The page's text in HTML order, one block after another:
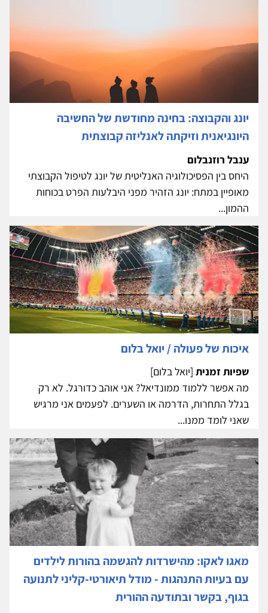
יונג והקבוצה: בחינה מחודשת של החשיבה
היונגיאנית וזיקתה לאנליזה קבוצתית
ענבל רוזנבלום
היחס בין הפסיכולוגיה האנליטית של יונג לטיפול הקבוצתי
מאופיין במתח: יונג הזהיר מפני היבלעות הפרט בכוחות
ההמון...
איכות של פעולה / יואל בלום
שפיות זמנית [יואל בלום]
מה אפשר ללמוד ממונדיאל? אני אוהב כדורגל. לא רק
בגלל התחרות, הדרמה או השערים. לפעמים אני מרגיש
שאני לומד ממנו...
מאגו לאקו: מהישרדות להגשמה בהורות לילדים
עם בעיות התנהגות - מודל תיאורטי-קליני לתנועה
בגוף, בקשר ובתודעה ההורית